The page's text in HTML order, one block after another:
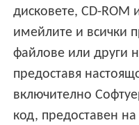
дисковете, CD-ROM
имейлите и всички
файлове или други
предоставя
включително
код, предоставен